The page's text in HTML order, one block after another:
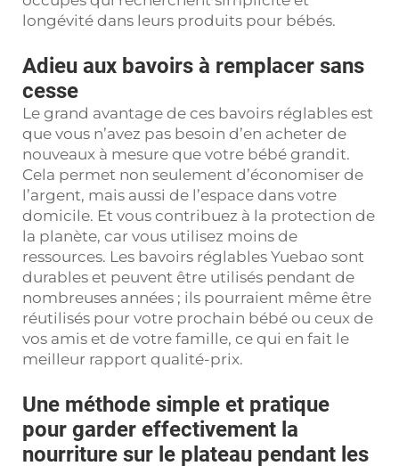
longévité dans leurs produits pour bébés.
Adieu aux bavoirs à remplacer sans
cesse
Le grand avantage de ces bavoirs réglables est
que vous n’avez pas besoin d’en acheter de
nouveaux à mesure que votre bébé grandit.
Cela permet non seulement d’économiser de
l’argent, mais aussi de l’espace dans votre
domicile. Et vous contribuez à la protection de
la planète, car vous utilisez moins de
ressources. Les bavoirs réglables Yuebao sont
durables et peuvent être utilisés pendant de
nombreuses années ; ils pourraient même être
réutilisés pour votre prochain bébé ou ceux de
vos amis et de votre famille, ce qui en fait le
meilleur rapport qualité-prix.
Une méthode simple et pratique
pour garder effectivement la
nourriture sur le plateau pendant les